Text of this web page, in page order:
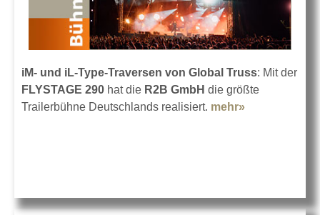
iM- und iL-Type-Traversen von Global Truss: Mit der
FLYSTAGE 290 hat die R2B GmbH die größte
Trailerbühne Deutschlands realisiert. mehr»